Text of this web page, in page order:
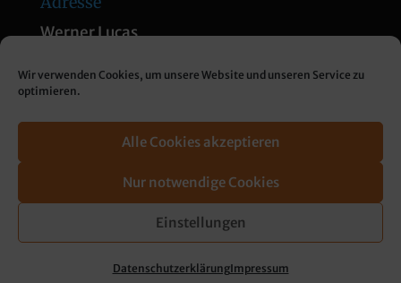
Wir verwenden Cookies, um unsere Website und unseren Service zu
optimieren.
Alle Cookies akzeptieren
Nur notwendige Cookies
Einstellungen
DatenschutzerklärungImpressum
Werner Lucas
83313 Siegsdorf
info@werner-lucas.de